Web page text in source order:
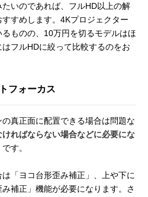
いのであれば、フルHD以上の解
すめします。4Kプロジェクター
ものの、10万円を切るモデルはほ
フルHDに絞って比較するのをお
フォーカス
真正面に配置できる場合は問題な
ればならない場合などに必要にな
です。
「ヨコ台形歪み補正」、上や下に
補正」機能が必要になります。さ